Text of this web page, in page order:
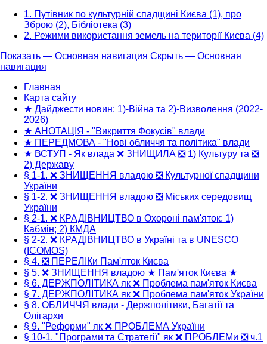
1. Путівник по культурній спадщині Києва (1), про
Зброю (2), Бібліотека (3)
2. Режими використання земель на території Києва (4)
Основная
навигация
Показать — Основная навигация Скрыть — Основная
навигация
Главная
Карта сайту
★ Дайджести новин: 1)-Війна та 2)-Визволення (2022-
2026)
★ АНОТАЦІЯ - "Викриття Фокусів" влади
★ ПЕРЕДМОВА - "Нові обличчя та політика" влади
★ ВСТУП - Як влада ❌ ЗНИЩИЛА ❎ 1) Культуру та ❎
2) Державу
§ 1-1. ❌ ЗНИЩЕННЯ владою ❎ Культурної спадщини
України
§ 1-2. ❌ ЗНИЩЕННЯ владою ❎ Міських середовищ
України
§ 2-1. ❌ КРАДІВНИЦТВО в Охороні пам'яток: 1)
Кабмін; 2) КМДА
§ 2-2. ❌ КРАДІВНИЦТВО в Україні та в UNESCO
(ICOMOS)
§ 4. ❎ ПЕРЕЛІКи Пам'яток Києва
§ 5. ❌ ЗНИЩЕННЯ владою ★ Пам'яток Києва ★
§ 6. ДЕРЖПОЛІТИКА як ❌ Проблема пам'яток Києва
§ 7. ДЕРЖПОЛІТИКА як ❌ Проблема пам'яток України
§ 8. ОБЛИЧЧЯ влади - Держполітики, Багатії та
Олігархи
§ 9. "Реформи" як ❌ ПРОБЛЕМА України
§ 10-1. "Програми та Стратегії" як ❌ ПРОБЛЕМи ❎ ч.1